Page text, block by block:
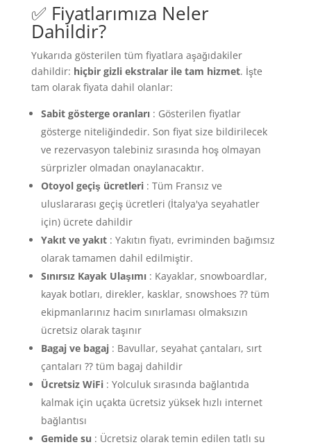
✅ Fiyatlarımıza Neler
Dahildir?
Yukarıda gösterilen tüm fiyatlara aşağıdakiler
dahildir: hiçbir gizli ekstralar ile tam hizmet. İşte
tam olarak fiyata dahil olanlar:
Sabit gösterge oranları: Gösterilen fiyatlar
gösterge niteliğindedir. Son fiyat size bildirilecek
ve rezervasyon talebiniz sırasında hoş olmayan
sürprizler olmadan onaylanacaktır.
Otoyol geçiş ücretleri: Tüm Fransız ve
uluslararası geçiş ücretleri (İtalya'ya seyahatler
için) ücrete dahildir
Yakıt ve yakıt: Yakıtın fiyatı, evriminden bağımsız
olarak tamamen dahil edilmiştir.
Sınırsız Kayak Ulaşımı: Kayaklar, snowboardlar,
kayak botları, direkler, kasklar, snowshoes ⁇ tüm
ekipmanlarınız hacim sınırlaması olmaksızın
ücretsiz olarak taşınır
Bagaj ve bagaj: Bavullar, seyahat çantaları, sırt
çantaları ⁇ tüm bagaj dahildir
Ücretsiz WiFi: Yolculuk sırasında bağlantıda
kalmak için uçakta ücretsiz yüksek hızlı internet
bağlantısı
Gemide su : Ücretsiz olarak temin edilen tatlı su